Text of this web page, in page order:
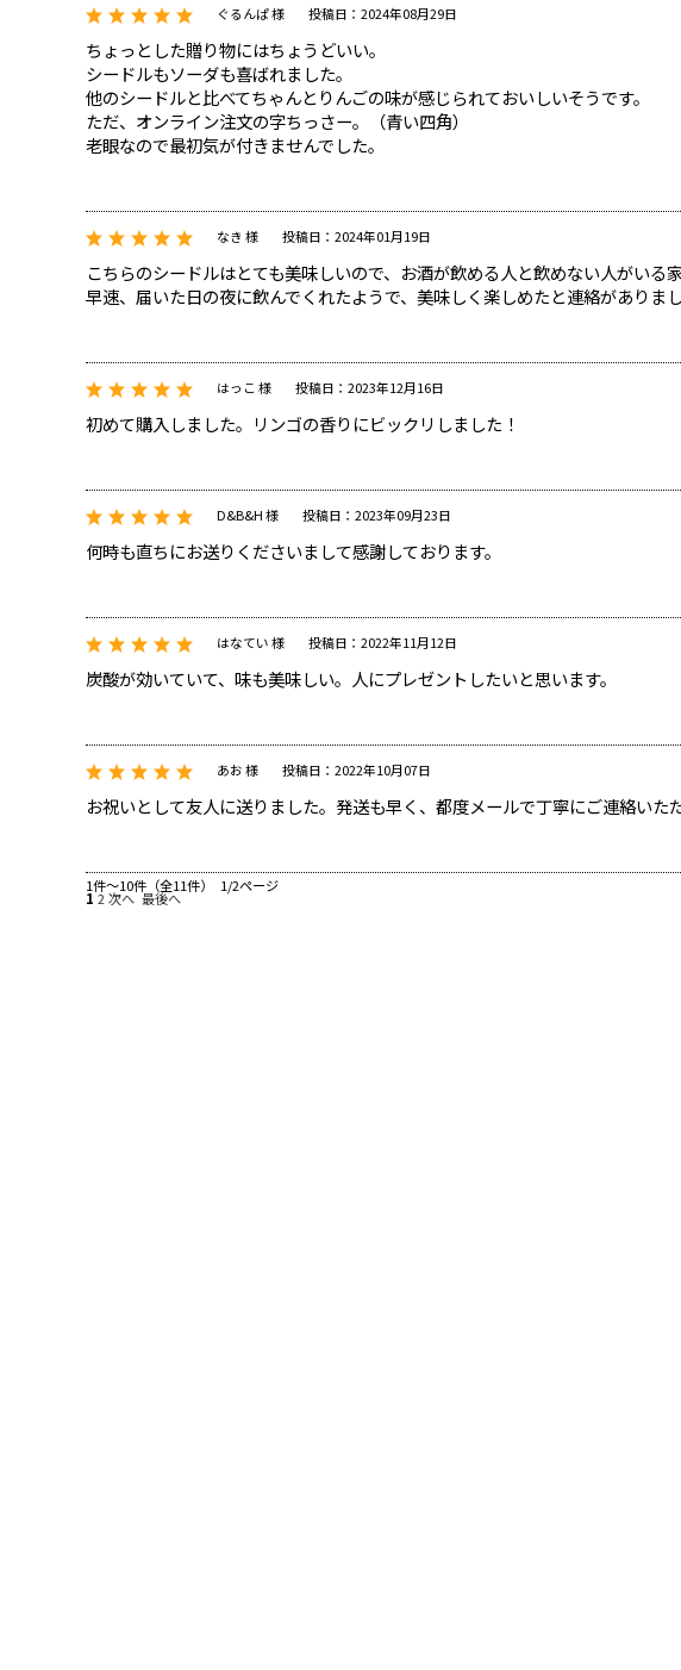
ぐるんぱ 様 投稿日：2024年08月29日
ちょっとした贈り物にはちょうどいい。
シードルもソーダも喜ばれました。
他のシードルと比べてちゃんとりんごの味が感じられておいしいそうです。
ただ、オンライン注文の字ちっさー。（青い四角）
老眼なので最初気が付きませんでした。
なき 様 投稿日：2024年01月19日
こちらのシードルはとても美味しいので、お酒が飲める人と飲めない人がいる
早速、届いた日の夜に飲んでくれたようで、美味しく楽しめたと連絡がありま
はっこ 様 投稿日：2023年12月16日
初めて購入しました。リンゴの香りにビックリしました！
D&B&H 様 投稿日：2023年09月23日
何時も直ちにお送りくださいまして感謝しております。
はなてい 様 投稿日：2022年11月12日
炭酸が効いていて、味も美味しい。人にプレゼントしたいと思います。
あお 様 投稿日：2022年10月07日
お祝いとして友人に送りました。発送も早く、都度メールで丁寧にご連絡いた
1件～10件（全11件） 1/2ページ
1 2次へ 最後へ